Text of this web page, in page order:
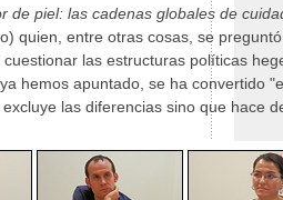
de piel: las cadenas globales de
quien, entre otras cosas, se
las estructuras políticas
hemos apuntado, se ha convertido
las diferencias sino que hace